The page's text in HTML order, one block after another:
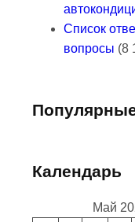
Список
вопросы (8
Календарь
Май